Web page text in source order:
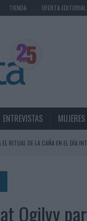
TIENDA OFERTA EDITORIAL
ENTREVISTAS
RITUAL DE LA CAÑA EN EL DÍA
DIGITAL DE LAS MARCAS
EN SOUVENIRS CON IA
Ogilvy